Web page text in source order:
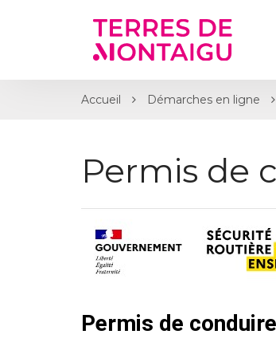
Accueil Démarches en ligne
Permis de
Permis de